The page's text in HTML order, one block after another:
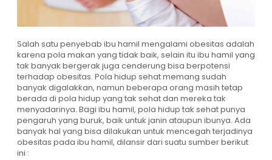
Salah satu penyebab ibu hamil mengalami obesitas adalah
karena pola makan yang tidak baik, selain itu ibu hamil yang
tak banyak bergerak juga cenderung bisa berpotensi
terhadap obesitas. Pola hidup sehat memang sudah
banyak digalakkan, namun beberapa orang masih tetap
berada di pola hidup yang tak sehat dan mereka tak
menyadarinya. Bagi ibu hamil, pola hidup tak sehat punya
pengaruh yang buruk, baik untuk janin ataupun ibunya. Ada
banyak hal yang bisa dilakukan untuk mencegah terjadinya
obesitas pada ibu hamil, dilansir dari suatu sumber berikut
ini :